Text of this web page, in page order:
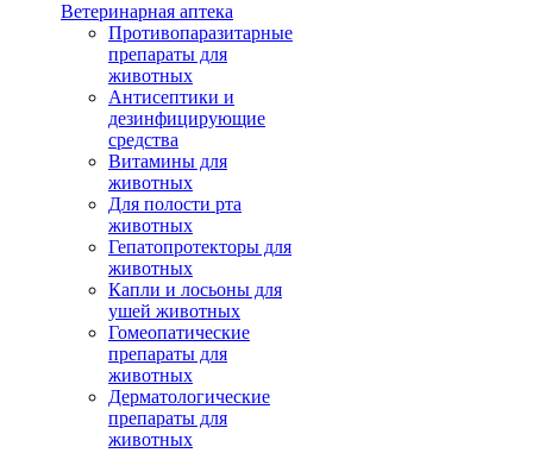
Ветеринарная аптека
Противопаразитарные
препараты для
животных
Антисептики и
дезинфицирующие
средства
Витамины для
животных
Для полости рта
животных
Гепатопротекторы для
животных
Капли и лосьоны для
ушей животных
Гомеопатические
препараты для
животных
Дерматологические
препараты для
животных